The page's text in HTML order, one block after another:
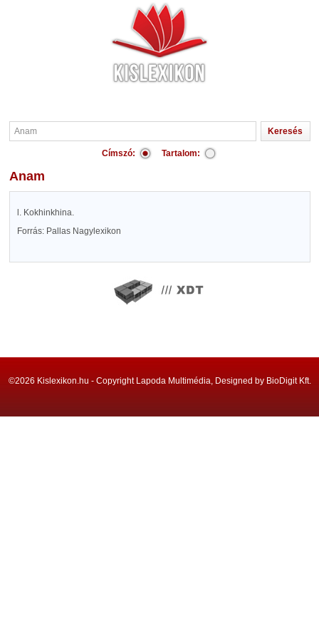
Címszó: Tartalom:
Anam
l. Kokhinkhina.
Forrás: Pallas Nagylexikon
©2026 Kislexikon.hu - Copyright Lapoda Multimédia, Designed by BioDigit Kft.